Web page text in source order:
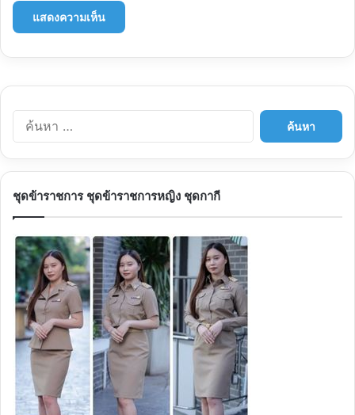
ค้นหา
ชุดข้าราชการ ชุดข้าราชการหญิง ชุดกากี